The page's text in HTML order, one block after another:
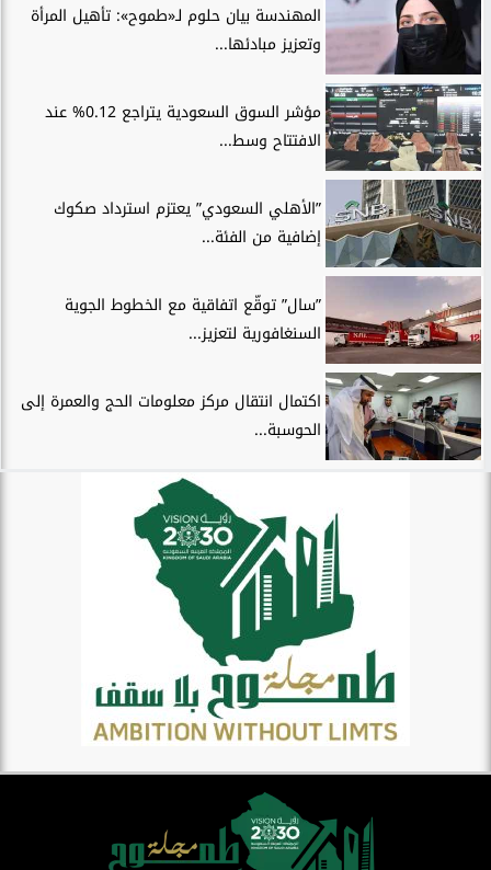
المهندسة بيان حلوم لـ«طموح»: تأهيل المرأة
وتعزيز مبادئها...
مؤشر السوق السعودية يتراجع 0.12% عند
الافتتاح وسط...
”الأهلي السعودي” يعتزم استرداد صكوك
إضافية من الفئة...
”سال” توقّع اتفاقية مع الخطوط الجوية
السنغافورية لتعزيز...
اكتمال انتقال مركز معلومات الحج والعمرة إلى
الحوسبة...